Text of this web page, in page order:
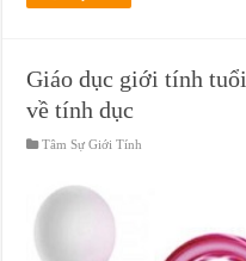
Giáo dục giới tính
về tính dục
Tâm Sự Giới Tính